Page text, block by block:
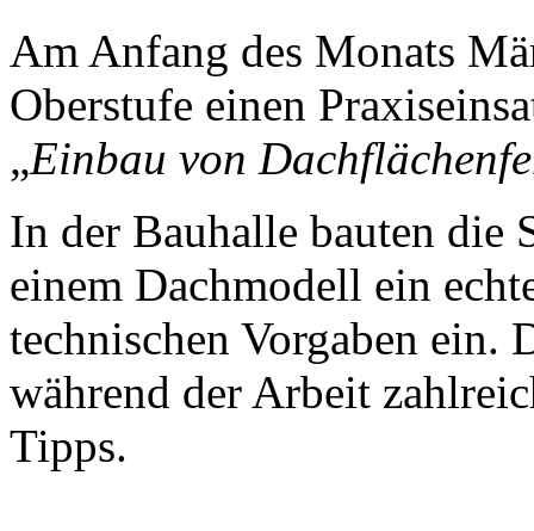
Am Anfang des Monats
Oberstufe einen
„Einbau von
In der Bauhalle bauten die
einem Dachmodell ein
technischen Vorgaben ein.
während der Arbeit
Tipps.